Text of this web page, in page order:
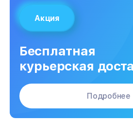
Акция
Бесплатная
курьерская
Подробнее